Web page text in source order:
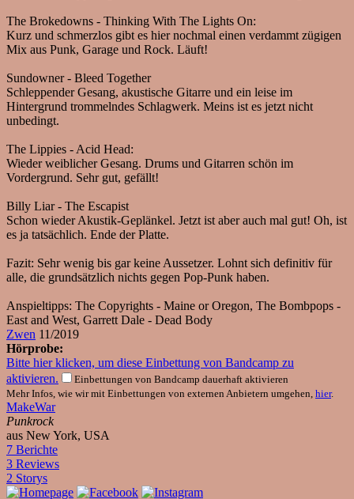
The Brokedowns - Thinking With The Lights On:
Kurz und schmerzlos gibt es hier nochmal einen verdammt zügigen
Mix aus Punk, Garage und Rock. Läuft!
Sundowner - Bleed Together
Schleppender Gesang, akustische Gitarre und ein leise im
Hintergrund trommelndes Schlagwerk. Meins ist es jetzt nicht
unbedingt.
The Lippies - Acid Head:
Wieder weiblicher Gesang. Drums und Gitarren schön im
Vordergrund. Sehr gut, gefällt!
Billy Liar - The Escapist
Schon wieder Akustik-Geplänkel. Jetzt ist aber auch mal gut! Oh, ist
es ja tatsächlich. Ende der Platte.
Fazit: Sehr wenig bis gar keine Aussetzer. Lohnt sich definitiv für
alle, die grundsätzlich nichts gegen Pop-Punk haben.
Anspieltipps: The Copyrights - Maine or Oregon, The Bombpops -
East and West, Garrett Dale - Dead Body
Zwen 11/2019
Hörprobe:
Bitte hier klicken, um diese Einbettung von Bandcamp zu
aktivieren.
Einbettungen von Bandcamp dauerhaft aktivieren
Mehr Infos, wie wir mit Einbettungen von externen Anbietern umgehen, hier.
MakeWar
Punkrock
aus New York, USA
7 Berichte
3 Reviews
2 Storys